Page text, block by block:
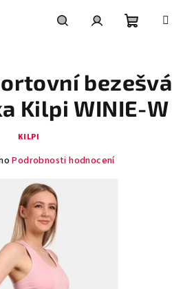
košík
bezešvá
Kilpi WINIE-W
KILPI
Podrobnosti hodnocení